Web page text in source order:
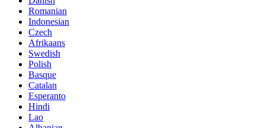
Romanian
Indonesian
Czech
Afrikaans
Swedish
Polish
Basque
Catalan
Esperanto
Hindi
Lao